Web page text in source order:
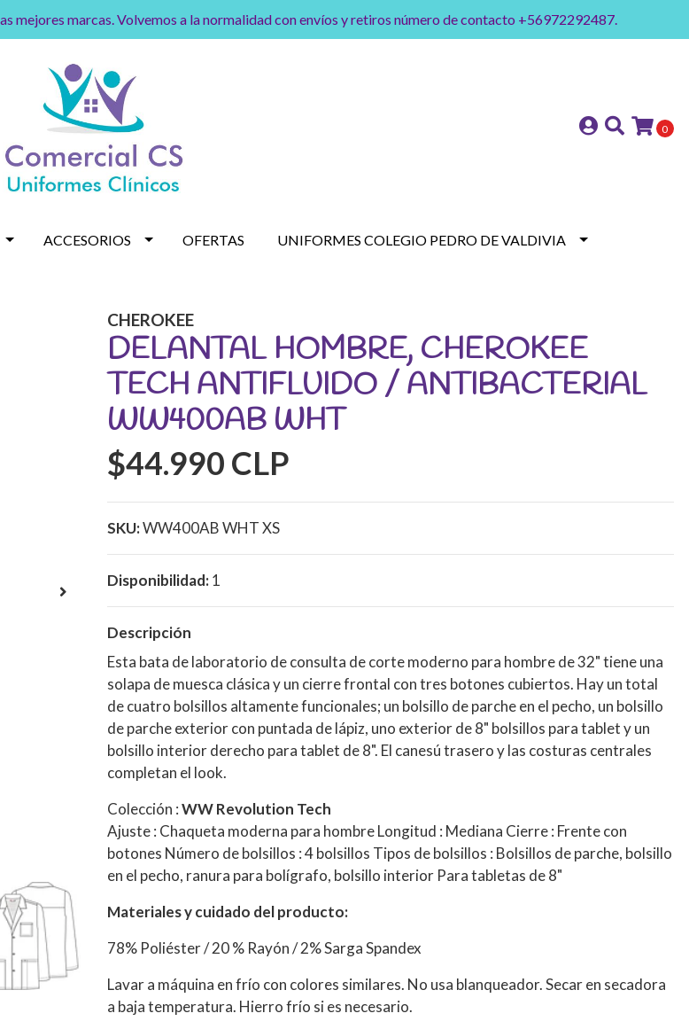
mejores marcas. Volvemos a la normalidad con envíos y retiros número de contacto +56972292487.
0
ACCESORIOS OFERTAS UNIFORMES COLEGIO PEDRO DE VALDIVIA
CHEROKEE
DELANTAL HOMBRE, CHEROKEE
TECH ANTIFLUIDO / ANTIBACTERIAL
WW400AB WHT
$44.990 CLP
SKU:WW400AB WHT XS
Disponibilidad:1
Descripción
Esta bata de laboratorio de consulta de corte moderno para hombre de 32" tiene una
solapa de muesca clásica y un cierre frontal con tres botones cubiertos. Hay un total
de cuatro bolsillos altamente funcionales; un bolsillo de parche en el pecho, un bolsillo
de parche exterior con puntada de lápiz, uno exterior de 8" bolsillos para tablet y un
bolsillo interior derecho para tablet de 8". El canesú trasero y las costuras centrales
completan el look.
Colección :WW Revolution Tech
Ajuste : Chaqueta moderna para hombre Longitud : Mediana Cierre : Frente con
botones Número de bolsillos : 4 bolsillos Tipos de bolsillos : Bolsillos de parche, bolsillo
en el pecho, ranura para bolígrafo, bolsillo interior Para tabletas de 8"
Materiales y cuidado del producto:
78% Poliéster / 20 % Rayón / 2% Sarga Spandex
Lavar a máquina en frío con colores similares. No usa blanqueador. Secar en secadora
a baja temperatura. Hierro frío si es necesario.